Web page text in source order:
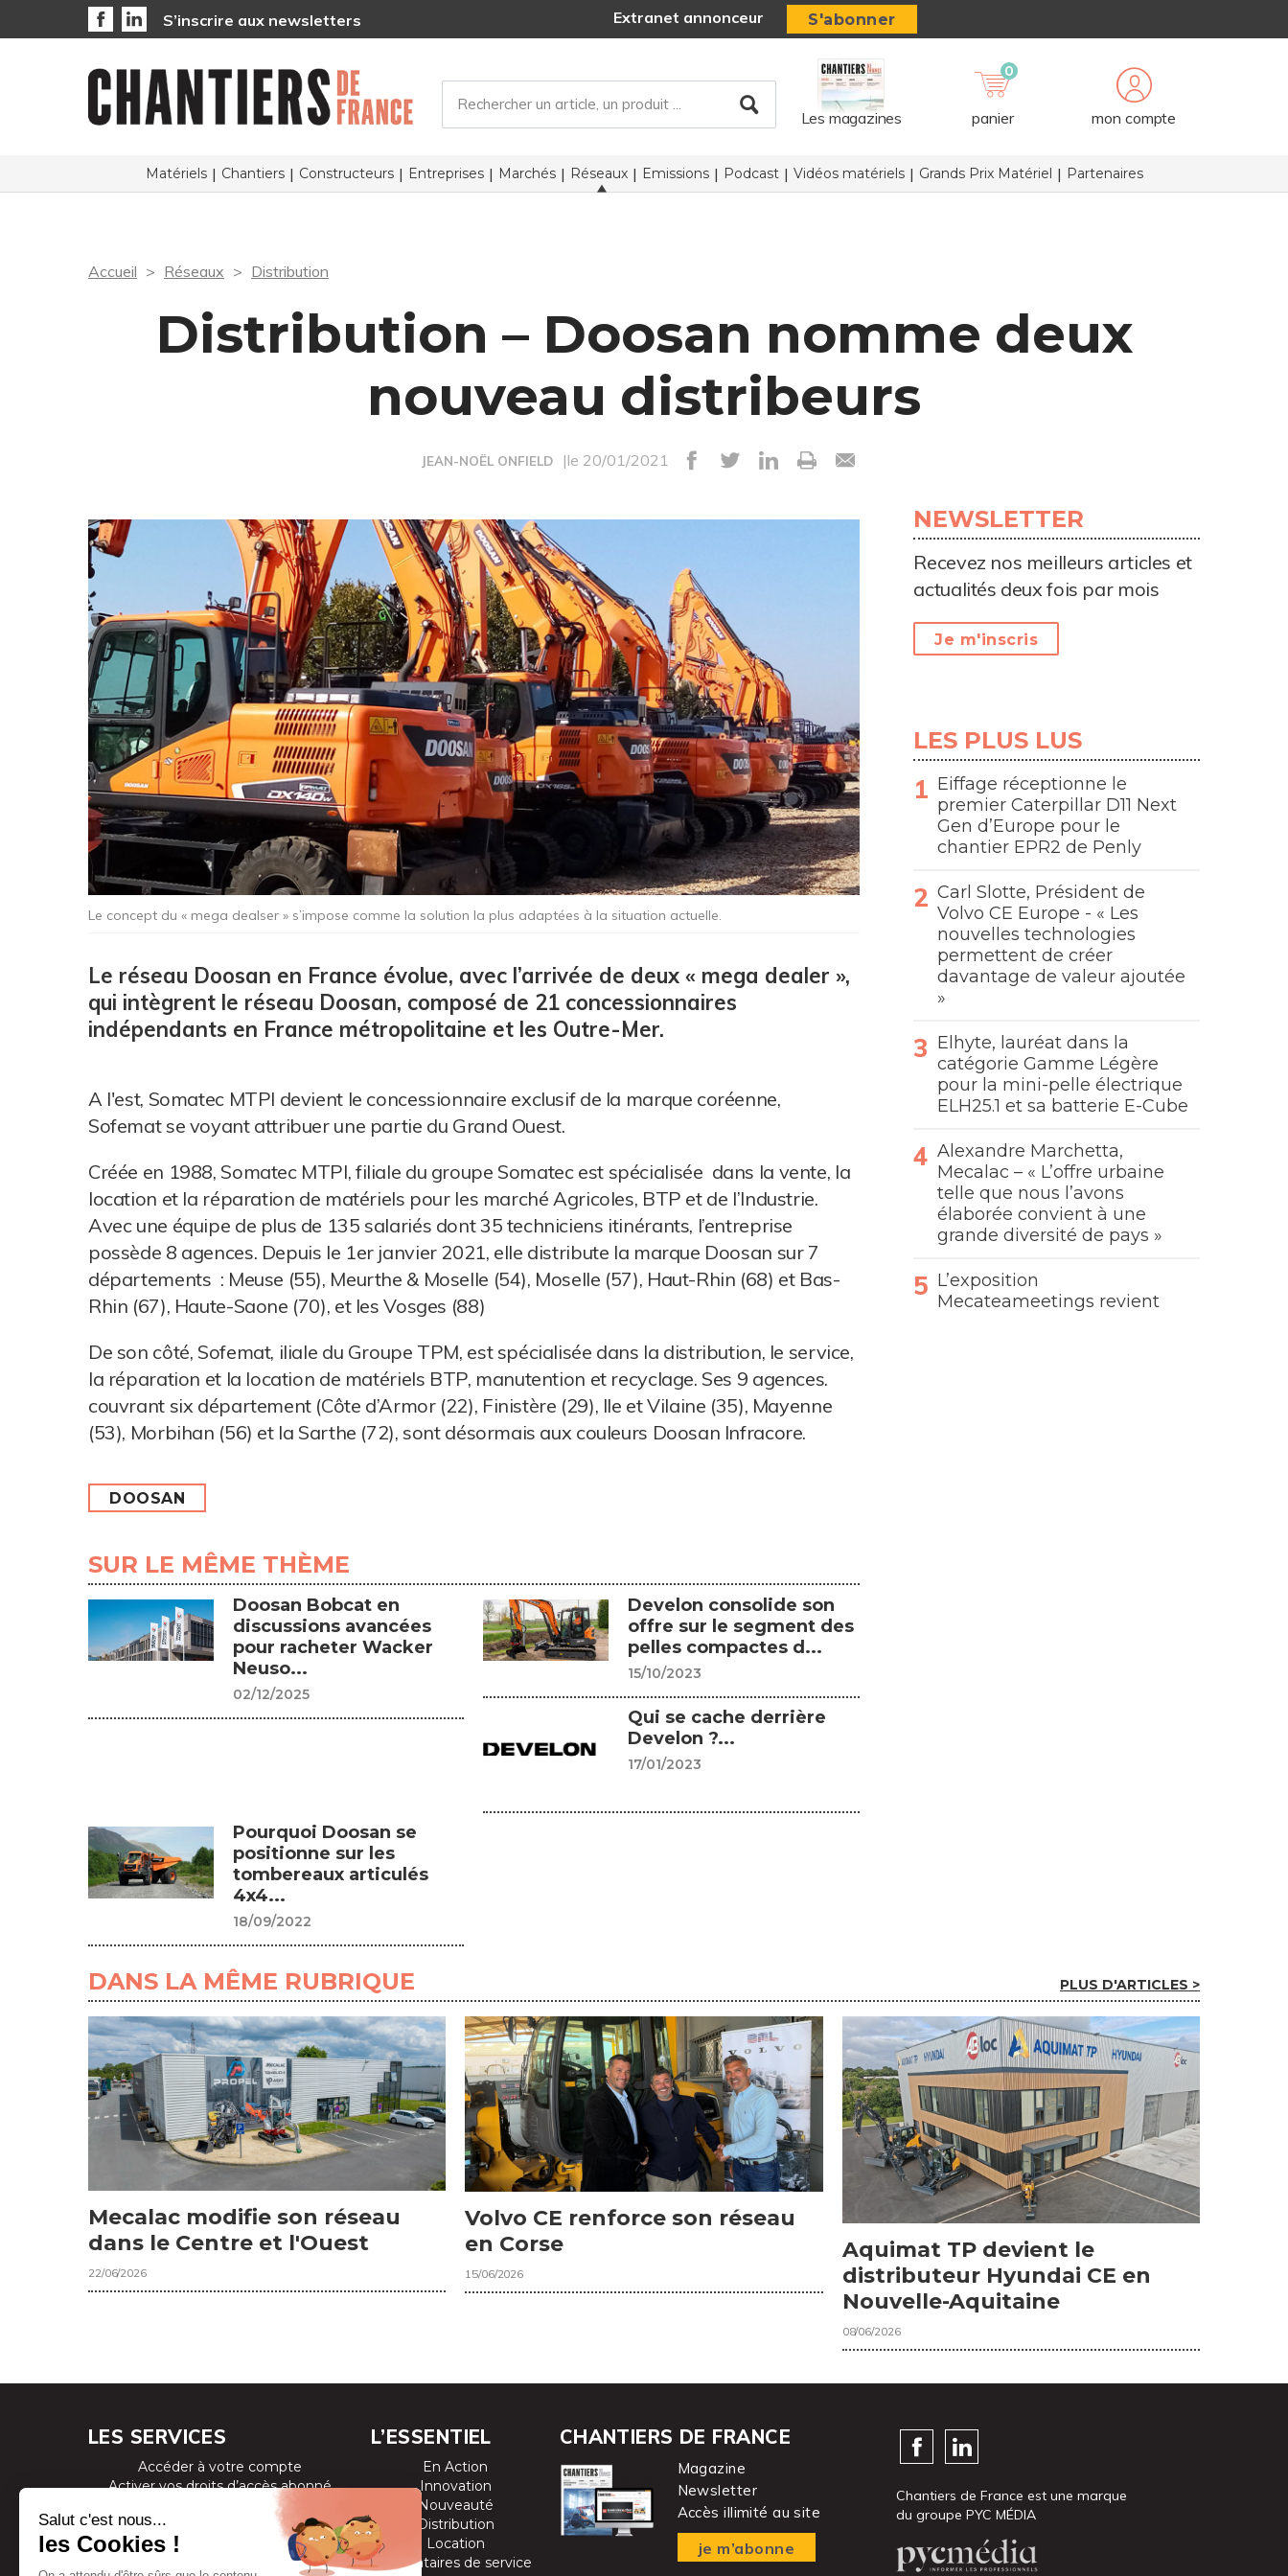
S’inscrire aux newsletters Extranet annonceur S'abonner
Les magazines
0
panier mon compte
Matériels Chantiers Constructeurs Entreprises Marchés Réseaux Emissions Podcast Vidéos matériels Grands Prix Matériel Partenaires
Accueil Réseaux Distribution
Distribution – Doosan nomme deux
nouveau distribeurs
JEAN-NOËL ONFIELD |le 20/01/2021
Le concept du « mega dealser » s’impose comme la solution la plus adaptées à la situation actuelle.
Le réseau Doosan en France évolue, avec l’arrivée de deux « mega dealer »,
qui intègrent le réseau Doosan, composé de 21 concessionnaires
indépendants en France métropolitaine et les Outre-Mer.
A l'est, Somatec MTPI devient le concessionnaire exclusif de la marque coréenne,
Sofemat se voyant attribuer une partie du Grand Ouest.
Créée en 1988, Somatec MTPI, filiale du groupe Somatec est spécialisée dans la vente, la
location et la réparation de matériels pour les marché Agricoles, BTP et de l’Industrie.
Avec une équipe de plus de 135 salariés dont 35 techniciens itinérants, l’entreprise
possède 8 agences. Depuis le 1er janvier 2021, elle distribute la marque Doosan sur 7
départements : Meuse (55), Meurthe & Moselle (54), Moselle (57), Haut-Rhin (68) et Bas-
Rhin (67), Haute-Saone (70), et les Vosges (88)
De son côté, Sofemat, iliale du Groupe TPM, est spécialisée dans la distribution, le service,
la réparation et la location de matériels BTP, manutention et recyclage. Ses 9 agences.
couvrant six département (Côte d’Armor (22), Finistère (29), Ile et Vilaine (35), Mayenne
(53), Morbihan (56) et la Sarthe (72), sont désormais aux couleurs Doosan Infracore.
DOOSAN
SUR LE MÊME THÈME
Doosan Bobcat en
discussions avancées
pour racheter Wacker
Neuso...
02/12/2025
Develon consolide son
offre sur le segment des
pelles compactes d...
15/10/2023
Qui se cache derrière
Develon ?...
17/01/2023
Pourquoi Doosan se
positionne sur les
tombereaux articulés
4x4...
18/09/2022
NEWSLETTER
Recevez nos meilleurs articles et
actualités deux fois par mois
Je m'inscris
LES PLUS LUS
Eiffage réceptionne le
premier Caterpillar D11 Next
Gen d’Europe pour le
chantier EPR2 de Penly
Carl Slotte, Président de
Volvo CE Europe - « Les
nouvelles technologies
permettent de créer
davantage de valeur ajoutée
»
Elhyte, lauréat dans la
catégorie Gamme Légère
pour la mini-pelle électrique
ELH25.1 et sa batterie E-Cube
Alexandre Marchetta,
Mecalac – « L’offre urbaine
telle que nous l’avons
élaborée convient à une
grande diversité de pays »
L’exposition
Mecateameetings revient
DANS LA MÊME RUBRIQUE PLUS D'ARTICLES >
Mecalac modifie son réseau
dans le Centre et l'Ouest
22/06/2026
Volvo CE renforce son réseau
en Corse
15/06/2026
Aquimat TP devient le
distributeur Hyundai CE en
Nouvelle-Aquitaine
08/06/2026
LES SERVICES
Accéder à votre compte
Activer vos droits d’accès abonné
Consulter les magazines
S’inscrire aux newsletters
Devenir annonceur
Se connecter à l’extranet annonceur
L’ESSENTIEL
En Action
Innovation
Nouveauté
Distribution
Location
Prestataires de service
CHANTIERS DE FRANCE
Magazine
Newsletter
Accès illimité au site
je m’abonne
Chantiers de France est une marque
du groupe PYC MÉDIA